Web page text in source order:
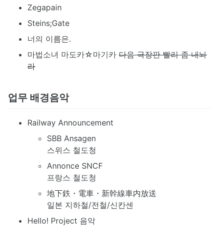
Zegapain
Steins;Gate
너의 이름은.
마법소녀 마도카☆마기카 다음 극장판 빨리 좀 내놔
라
업무 배경음악
Railway Announcement
SBB Ansagen
스위스 철도청
Annonce SNCF
프랑스 철도청
地下鉄・電車・新幹線車内放送
일본 지하철/전철/신칸센
Hello! Project 음악